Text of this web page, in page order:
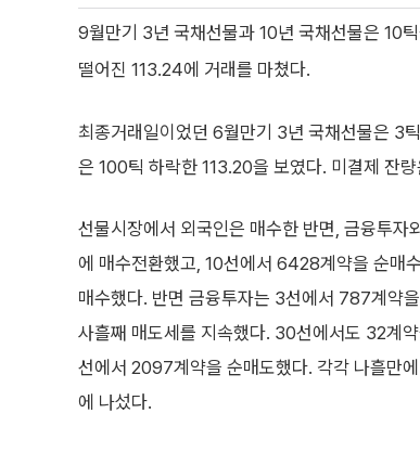
9월만기 3년 국채선물과 10년 국채선물은 10
떨어진 113.24에 거래를 마쳤다.
최종거래일이었던 6월만기 3년 국채선물은 3
은 100틱 하락한 113.20을 보였다. 미결제 잔
선물시장에서 외국인은 매수한 반면, 금융투
에 매수전환했고, 10선에서 6428계약을 순매
매수했다. 반면 금융투자는 3선에서 787계약
사흘째 매도세를 지속했다. 30선에서도 32계
선에서 2097계약을 순매도했다. 각각 나흘만
에 나섰다.